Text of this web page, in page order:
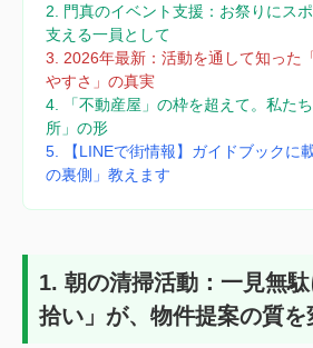
2. 門真のイベント支援：お祭りにス
支える一員として
3. 2026年最新：活動を通して知った
やすさ」の真実
4. 「不動産屋」の枠を超えて。私た
所」の形
5. 【LINEで街情報】ガイドブックに
の裏側」教えます
1. 朝の清掃活動：一見無
拾い」が、物件提案の質を